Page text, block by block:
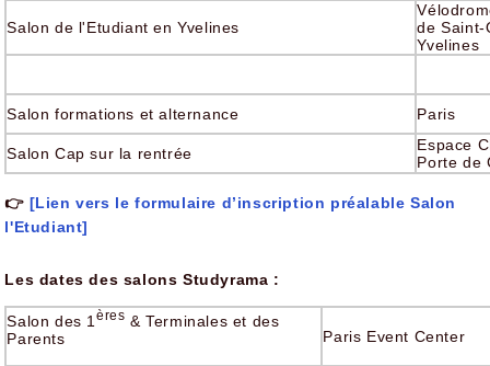
Salon de l'Etudiant en Yvelines
de Saint-
Yvelines
Salon formations et alternance Paris
Salon Cap sur la rentrée
Espace
Porte de
👉 [Lien vers le formulaire d’inscription préalable Salon
l'Etudiant]
Les dates des salons Studyrama :
Salon des 1ères & Terminales et des
Parents
Paris Event Center